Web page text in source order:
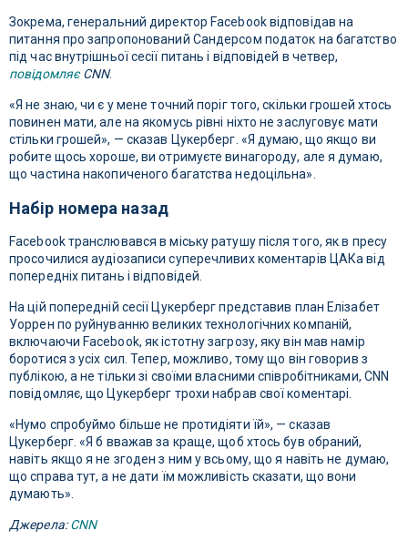
Зокрема, генеральний директор Facebook відповідав на
питання про запропонований Сандерсом податок на багатство
під час внутрішньої сесії питань і відповідей в четвер,
повідомляє CNN.
«Я не знаю, чи є у мене точний поріг того, скільки грошей хтось
повинен мати, але на якомусь рівні ніхто не заслуговує мати
стільки грошей», — сказав Цукерберг. «Я думаю, що якщо ви
робите щось хороше, ви отримуєте винагороду, але я думаю,
що частина накопиченого багатства недоцільна».
Набір номера назад
Facebook транслювався в міську ратушу після того, як в пресу
просочилися аудіозаписи суперечливих коментарів ЦАКа від
попередніх питань і відповідей.
На цій попередній сесії Цукерберг представив план Елізабет
Уоррен по руйнуванню великих технологічних компаній,
включаючи Facebook, як істотну загрозу, яку він мав намір
боротися з усіх сил. Тепер, можливо, тому що він говорив з
публікою, а не тільки зі своїми власними співробітниками, CNN
повідомляє, що Цукерберг трохи набрав свої коментарі.
«Нумо спробуймо більше не протидіяти їй», — сказав
Цукерберг. «Я б вважав за краще, щоб хтось був обраний,
навіть якщо я не згоден з ним у всьому, що я навіть не думаю,
що справа тут, а не дати їм можливість сказати, що вони
думають».
Джерела:CNN